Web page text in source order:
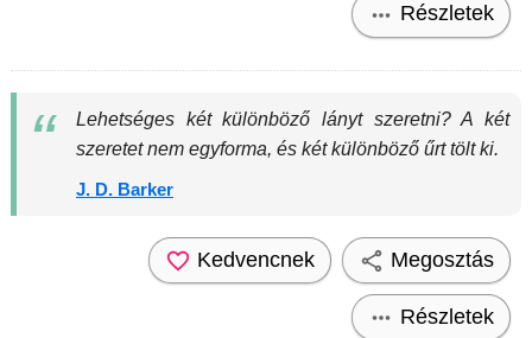
Részletek
Lehetséges két különböző lányt szeretni? A két
szeretet nem egyforma, és két különböző űrt tölt ki.
J. D. Barker
Kedvencnek Megosztás
Részletek